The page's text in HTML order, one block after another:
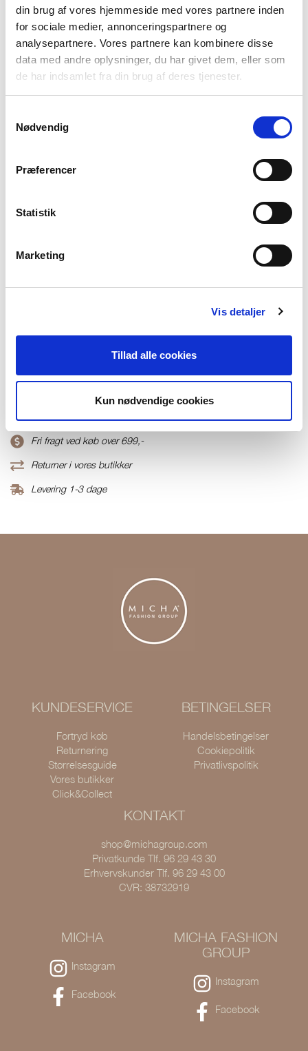
din brug af vores hjemmeside med vores partnere inden
for sociale medier, annonceringspartnere og
analysepartnere. Vores partnere kan kombinere disse
data med andre oplysninger, du har givet dem, eller som
de har indsamlet fra din brug af deres tjenester.
Nødvendig
Præferencer
Statistik
Marketing
Vis detaljer
Tillad alle cookies
Kun nødvendige cookies
Air blue Regatta Blue Vanilla creme
Vivid green
Få på lager
70% Viscose(EcoVero)30% Polyester
Produktnummer
000001800016900256704
Fri fragt ved køb over 699,-
Returner i vores butikker
Levering 1-3 dage
KUNDESERVICE
Fortryd køb
Returnering
Størrelsesguide
Vores butikker
Click&Collect
BETINGELSER
Handelsbetingelser
Cookiepolitik
Privatlivspolitik
KONTAKT
shop@michagroup.com
Privatkunde Tlf. 96 29 43 30
Erhvervskunder Tlf. 96 29 43 00
CVR: 38732919
MICHA
Instagram
Facebook
MICHA FASHION
GROUP
Instagram
Facebook